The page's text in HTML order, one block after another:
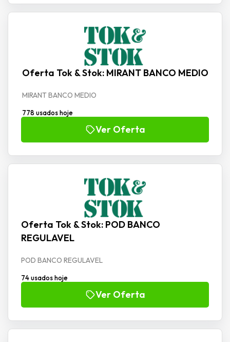
Oferta Tok & Stok: MIRANT BANCO MEDIO
MIRANT BANCO MEDIO
778 usados hoje
Ver Oferta
Oferta Tok & Stok: POD BANCO
REGULAVEL
POD BANCO REGULAVEL
74 usados hoje
Ver Oferta